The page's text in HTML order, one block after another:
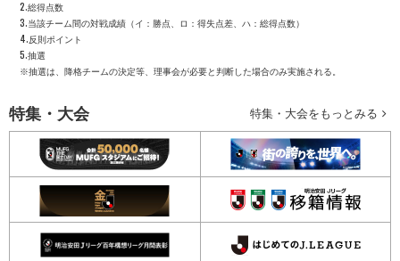
2.総得点数
3.当該チーム間の対戦成績（イ：勝点、ロ：得失点差、ハ：総得点数）
4.反則ポイント
5.抽選
※抽選は、降格チームの決定等、理事会が必要と判断した場合のみ実施される。
特集・大会 特集・大会をもっとみる